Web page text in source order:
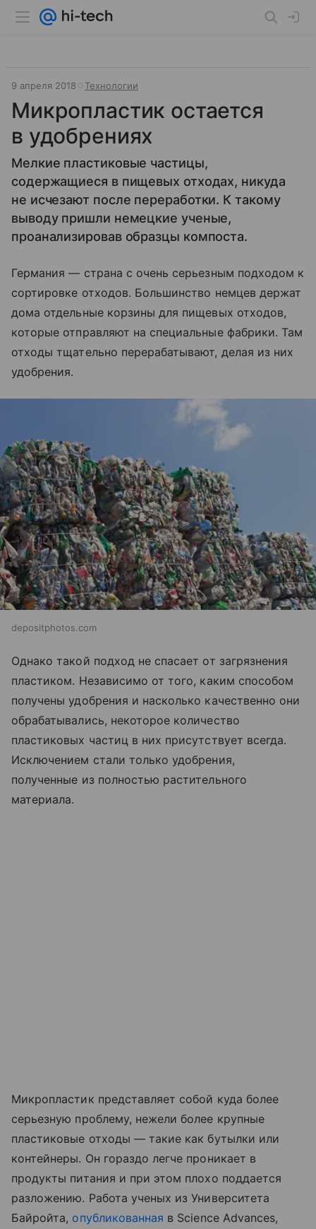
9 апреля 2018 Технологии
Микропластик остается
в удобрениях
Мелкие пластиковые частицы,
содержащиеся в пищевых отходах, никуда
не исчезают после переработки. К такому
выводу пришли немецкие ученые,
проанализировав образцы компоста.
Германия — страна с очень серьезным подходом к
сортировке отходов. Большинство немцев держат
дома отдельные корзины для пищевых отходов,
которые отправляют на специальные фабрики. Там
отходы тщательно перерабатывают, делая из них
удобрения.
depositphotos.com
Однако такой подход не спасает от загрязнения
пластиком. Независимо от того, каким способом
получены удобрения и насколько качественно они
обрабатывались, некоторое количество
пластиковых частиц в них присутствует всегда.
Исключением стали только удобрения,
полученные из полностью растительного
материала.
Микропластик представляет собой куда более
серьезную проблему, нежели более крупные
пластиковые отходы — такие как бутылки или
контейнеры. Он гораздо легче проникает в
продукты питания и при этом плохо поддается
разложению. Работа ученых из Университета
Байройта, опубликованная в Science Advances,